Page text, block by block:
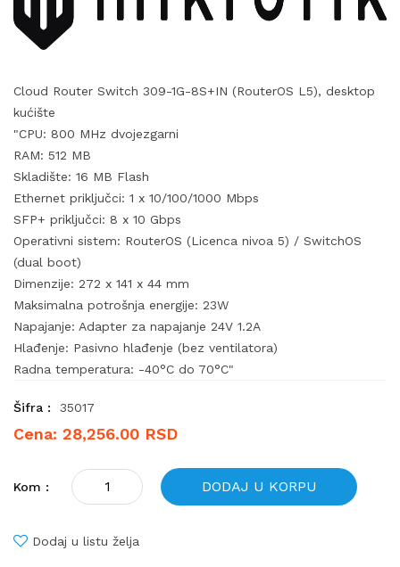
Cloud Router Switch 309-1G-8S+IN (RouterOS L5), desktop
kućište
"CPU: 800 MHz dvojezgarni
RAM: 512 MB
Skladište: 16 MB Flash
Ethernet priključci: 1 x 10/100/1000 Mbps
SFP+ priključci: 8 x 10 Gbps
Operativni sistem: RouterOS (Licenca nivoa 5) / SwitchOS
(dual boot)
Dimenzije: 272 x 141 x 44 mm
Maksimalna potrošnja energije: 23W
Napajanje: Adapter za napajanje 24V 1.2A
Hlađenje: Pasivno hlađenje (bez ventilatora)
Radna temperatura: -40°C do 70°C"
Šifra : 35017
Cena: 28,256.00 RSD
Kom : DODAJ U KORPU
Dodaj u listu želja